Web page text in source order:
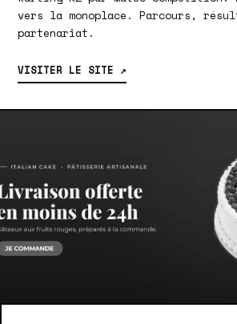
vers la monoplace. Parcours,
partenariat.
VISITER LE SITE ↗